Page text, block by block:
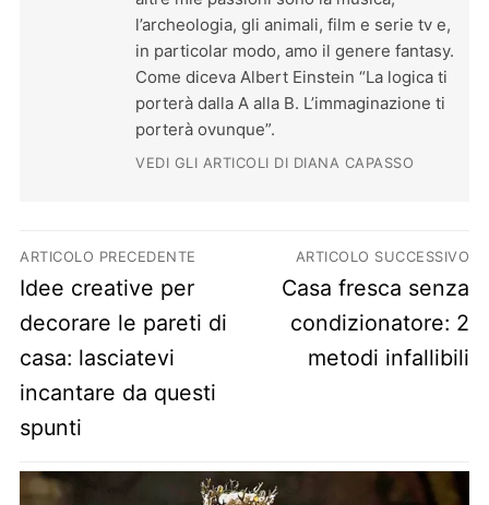
l’archeologia, gli animali, film e serie tv e,
in particolar modo, amo il genere fantasy.
Come diceva Albert Einstein “La logica ti
porterà dalla A alla B. L’immaginazione ti
porterà ovunque”.
VEDI GLI ARTICOLI DI DIANA CAPASSO
Navigazione articoli
ARTICOLO PRECEDENTE
Previous post:
Idee creative per
decorare le pareti di
casa: lasciatevi
incantare da questi
spunti
ARTICOLO SUCCESSIVO
Next post:
Casa fresca senza
condizionatore: 2
metodi infallibili